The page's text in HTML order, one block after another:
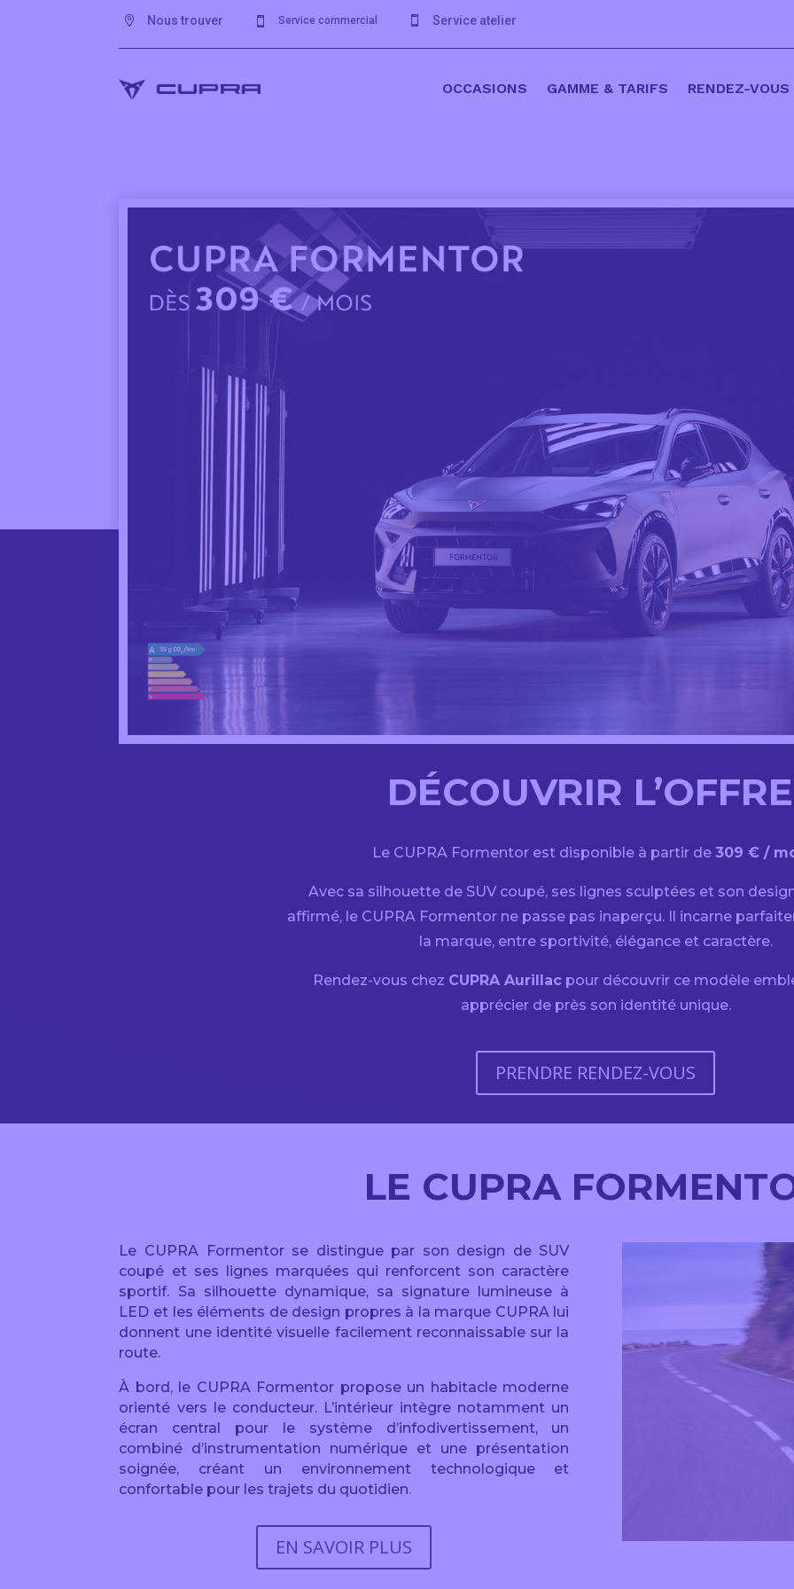
 Nous trouver  Service commercial  Service atelier
OCCASIONS GAMME & TARIFS RENDEZ-VOUS
DÉCOUVRIR
Le CUPRA Formentor est disponible à partir de 309 € /
Avec sa silhouette de SUV coupé, ses lignes sculptées et son
affirmé, le CUPRA Formentor ne passe pas inaperçu. Il incarne
la marque, entre sportivité, élégance et caractère.
Rendez-vous chez CUPRA Aurillacpour découvrir ce modèle
apprécier de près son identité unique.
PRENDRE RENDEZ-VOUS
LE CUPRA
Le CUPRA Formentor se distingue par son design de SUV
coupé et ses lignes marquées qui renforcent son caractère
sportif. Sa silhouette dynamique, sa signature lumineuse à
LED et les éléments de design propres à la marque CUPRA lui
donnent une identité visuelle facilement reconnaissable sur la
route.
À bord, le CUPRA Formentor propose un habitacle moderne
orienté vers le conducteur. L’intérieur intègre notamment un
écran central pour le système d’infodivertissement, un
combiné d’instrumentation numérique et une présentation
soignée, créant un environnement technologique et
confortable pour les trajets du quotidien.
EN SAVOIR PLUS